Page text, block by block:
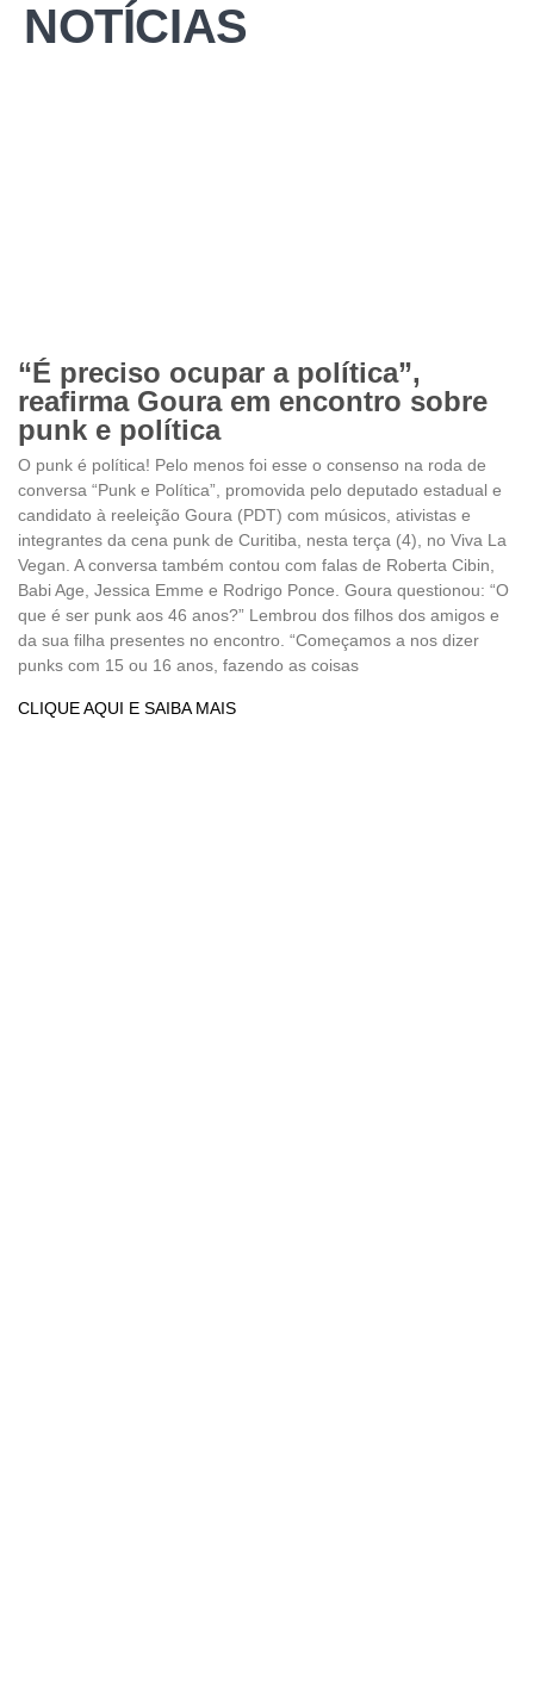
NOTÍCIAS
“É preciso ocupar a política”,
reafirma Goura em encontro sobre
punk e política
O punk é política! Pelo menos foi esse o consenso na roda de
conversa “Punk e Política”, promovida pelo deputado estadual e
candidato à reeleição Goura (PDT) com músicos, ativistas e
integrantes da cena punk de Curitiba, nesta terça (4), no Viva La
Vegan. A conversa também contou com falas de Roberta Cibin,
Babi Age, Jessica Emme e Rodrigo Ponce. Goura questionou: “O
que é ser punk aos 46 anos?” Lembrou dos filhos dos amigos e
da sua filha presentes no encontro. “Começamos a nos dizer
punks com 15 ou 16 anos, fazendo as coisas
CLIQUE AQUI E SAIBA MAIS